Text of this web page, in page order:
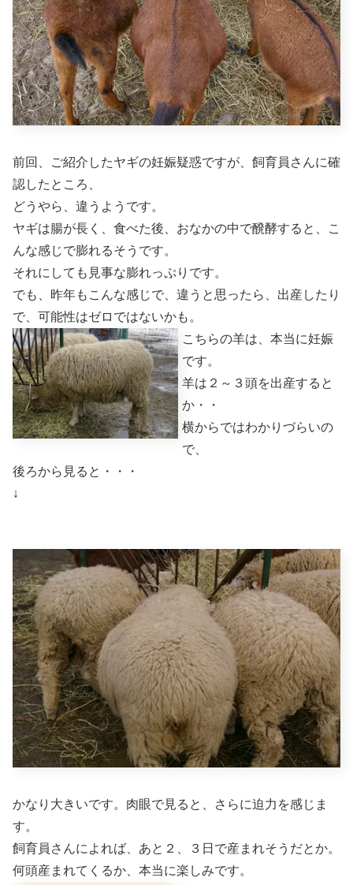
前回、ご紹介したヤギの妊娠疑惑ですが、飼育員さんに確
認したところ、
どうやら、違うようです。
ヤギは腸が長く、食べた後、おなかの中で醗酵すると、こ
んな感じで膨れるそうです。
それにしても見事な膨れっぷりです。
でも、昨年もこんな感じで、違うと思ったら、出産したり
で、可能性はゼロではないかも。
こちらの羊は、本当に妊娠
です。
羊は２～３頭を出産すると
か・・
横からではわかりづらいの
で、
後ろから見ると・・・
↓
かなり大きいです。肉眼で見ると、さらに迫力を感じま
す。
飼育員さんによれば、あと２、３日で産まれそうだとか。
何頭産まれてくるか、本当に楽しみです。